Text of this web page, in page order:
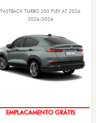
FASTBACK TURBO 200 FLEX AT 2026
2026/2026
OPORTUNIDADE